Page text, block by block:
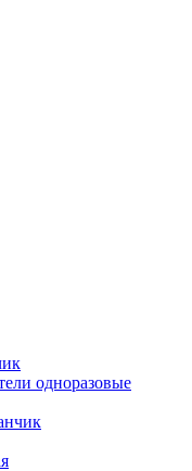
одноразовые